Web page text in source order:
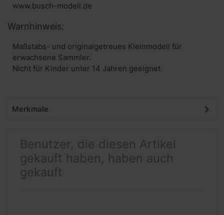
www.busch-modell.de
Warnhinweis:
Maßstabs- und originalgetreues Kleinmodell für
erwachsene Sammler.
Nicht für Kinder unter 14 Jahren geeignet.
Merkmale
Benutzer, die diesen Artikel
gekauft haben, haben auch
gekauft